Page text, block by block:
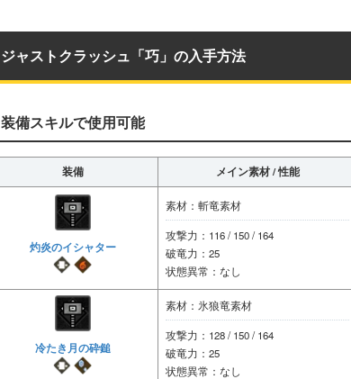
ジャストクラッシュ「巧」の入手方法
装備スキルで使用可能
装備 メイン素材 / 性能
灼炎のイシャター
素材：斬竜素材
攻撃力：116 / 150 / 164
破竜力：25
状態異常：なし
冷たき月の砕鎚
素材：氷狼竜素材
攻撃力：128 / 150 / 164
破竜力：25
状態異常：なし